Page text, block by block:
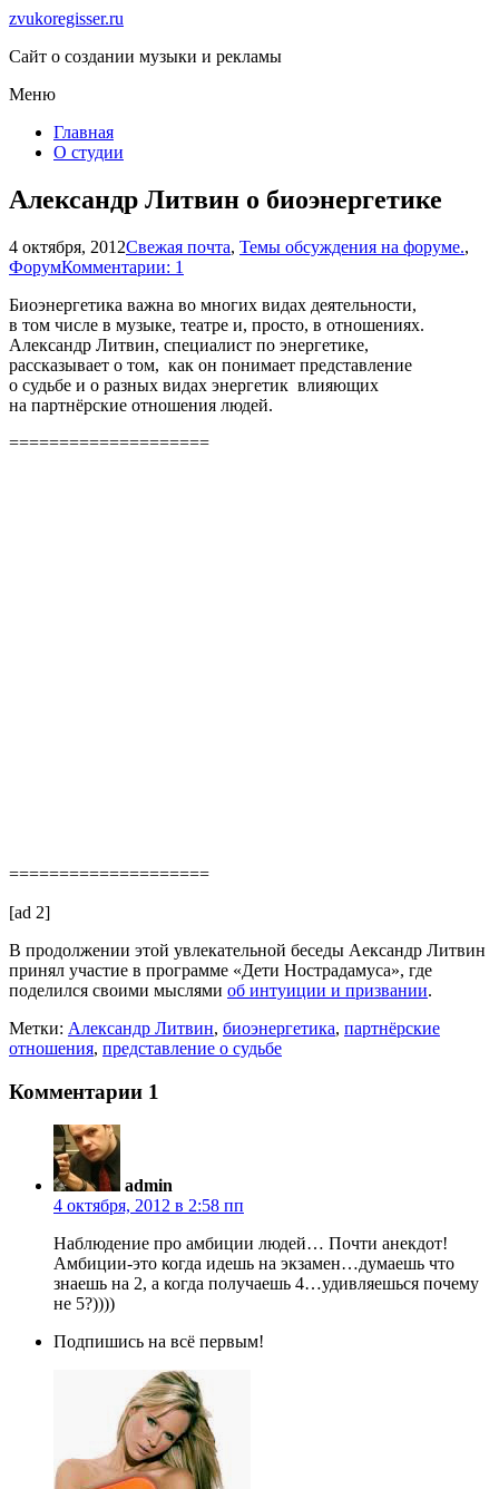
zvukoregisser.ru
Сайт о создании музыки и рекламы
Меню
Главная
О студии
Александр Литвин о биоэнергетике
4 октября, 2012Свежая почта, Темы обсуждения на форуме.,
ФорумКомментарии: 1
Биоэнергетика важна во многих видах деятельности,
в том числе в музыке, театре и, просто, в отношениях.
Александр Литвин, специалист по энергетике,
рассказывает о том, как он понимает представление
о судьбе и о разных видах энергетик влияющих
на партнёрские отношения людей.
====================
====================
[ad 2]
В продолжении этой увлекательной беседы Аександр Литвин
принял участие в программе «Дети Нострадамуса», где
поделился своими мыслями об интуиции и призвании.
Метки: Александр Литвин, биоэнергетика, партнёрские
отношения, представление о судьбе
Комментарии 1
admin
4 октября, 2012 в 2:58 пп
Наблюдение про амбиции людей… Почти анекдот!
Амбиции-это когда идешь на экзамен…думаешь что
знаешь на 2, а когда получаешь 4…удивляешься почему
не 5?))))
Подпишись на всё первым!